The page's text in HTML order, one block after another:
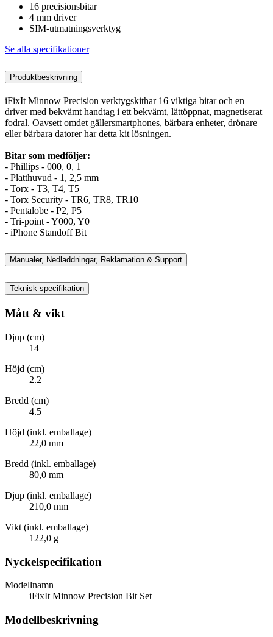
16 precisionsbitar
4 mm driver
SIM-utmatningsverktyg
Se alla specifikationer
Produktbeskrivning
iFixIt Minnow Precision verktygskithar 16 viktiga bitar och en
driver med bekvämt handtag i ett bekvämt, lättöppnat, magnetiserat
fodral. Oavsett omdet gällersmartphones, bärbara enheter, drönare
eller bärbara datorer har detta kit lösningen.
Bitar som medföljer:
- Phillips - 000, 0, 1
- Platthuvud - 1, 2,5 mm
- Torx - T3, T4, T5
- Torx Security - TR6, TR8, TR10
- Pentalobe - P2, P5
- Tri-point - Y000, Y0
- iPhone Standoff Bit
Manualer, Nedladdningar, Reklamation & Support
Teknisk specifikation
Mått & vikt
Djup (cm)
14
Höjd (cm)
2.2
Bredd (cm)
4.5
Höjd (inkl. emballage)
22,0 mm
Bredd (inkl. emballage)
80,0 mm
Djup (inkl. emballage)
210,0 mm
Vikt (inkl. emballage)
122,0 g
Nyckelspecifikation
Modellnamn
iFixIt Minnow Precision Bit Set
Modellbeskrivning